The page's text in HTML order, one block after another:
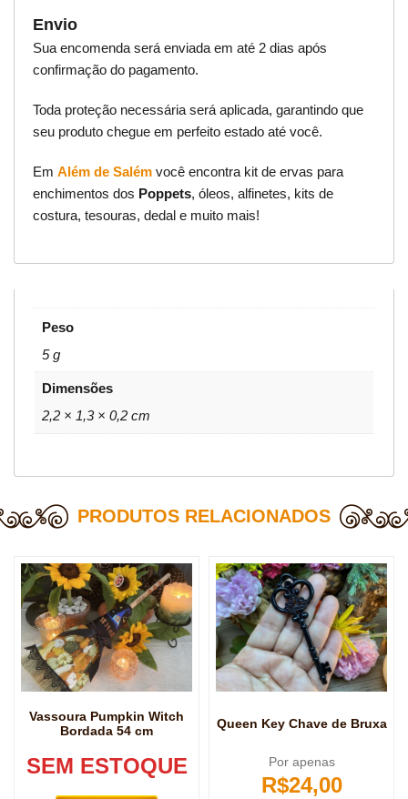
Envio
Sua encomenda será enviada em até 2 dias após
confirmação do pagamento.
Toda proteção necessária será aplicada, garantindo que
seu produto chegue em perfeito estado até você.
Em Além de Salém você encontra kit de ervas para
enchimentos dos Poppets, óleos, alfinetes, kits de
costura, tesouras, dedal e muito mais!
Peso
5 g
Dimensões
2,2 × 1,3 × 0,2 cm
PRODUTOS RELACIONADOS
Vassoura Pumpkin Witch
Bordada 54 cm
SEM ESTOQUE
Queen Key Chave de Bruxa
Por apenas
R$24,00